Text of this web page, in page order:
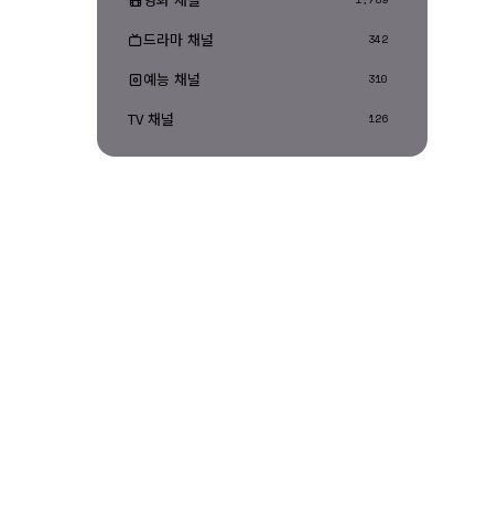
드라마 채널 342
예능 채널 310
TV 채널 126